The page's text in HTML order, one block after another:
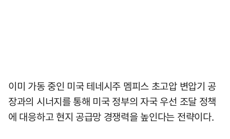
이미 가동 중인 미국 테네시주 멤피스 초고압 변압기 공
장과의 시너지를 통해 미국 정부의 자국 우선 조달 정책
에 대응하고 현지 공급망 경쟁력을 높인다는 전략이다.